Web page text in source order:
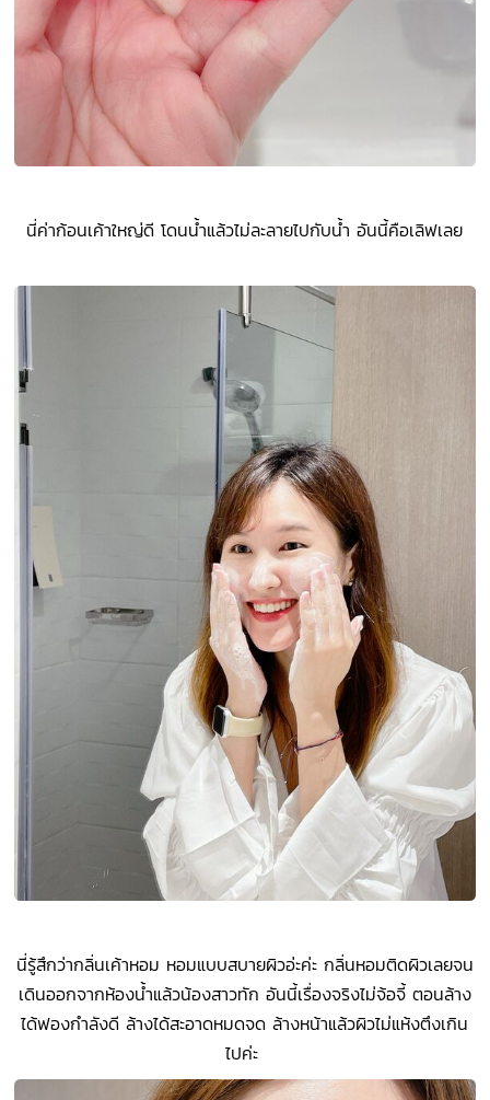
นี่ค่าก้อนเค้าใหญ่ดี โดนน้ำแล้วไม่ละลายไปกับน้ำ อันนี้คือเลิฟเลย
นี่รู้สึกว่ากลิ่นเค้าหอม หอมแบบสบายผิวอ่ะค่ะ กลิ่นหอมติดผิวเลยจน
เดินออกจากห้องน้ำแล้วน้องสาวทัก อันนี้เรื่องจริงไม่จ้อจี้ ตอนล้าง
ได้ฟองกำลังดี ล้างได้สะอาดหมดจด ล้างหน้าแล้วผิวไม่แห้งตึงเกิน
ไปค่ะ